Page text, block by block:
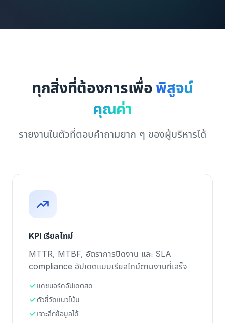
ทุกสิ่งที่ต้องการเพื่อ พิสูจน์
คุณค่า
รายงานในตัวที่ตอบคำถามยาก ๆ ของผู้บริหารได้
KPI เรียลไทม์
MTTR, MTBF, อัตราการปิดงาน และ SLA
compliance อัปเดตแบบเรียลไทม์ตามงานที่เสร็จ
แดชบอร์ดอัปเดตสด
ตัวชี้วัดแนวโน้ม
เจาะลึกข้อมูลได้